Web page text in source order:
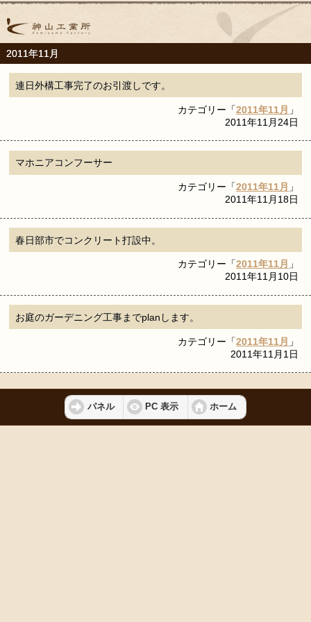
2011年11月
連日外構工事完了のお引渡しです。
カテゴリー「2011年11月 」
2011年11月24日
マホニアコンフーサー
カテゴリー「2011年11月 」
2011年11月18日
春日部市でコンクリート打設中。
カテゴリー「2011年11月 」
2011年11月10日
お庭のガーデニング工事までplanします。
カテゴリー「2011年11月 」
2011年11月1日
パネル PC 表示 ホーム